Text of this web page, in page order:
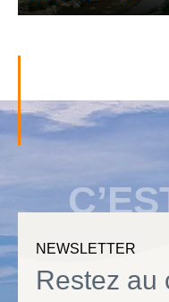
NEWSLETTER
Restez au